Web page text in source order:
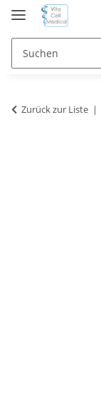
Zurück zur Liste